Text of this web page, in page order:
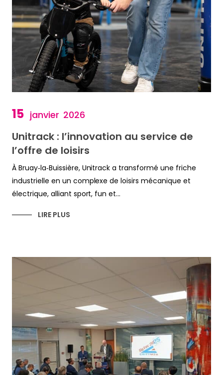
15 janvier 2026
Unitrack : l’innovation au service de
l’offre de loisirs
À Bruay‑la‑Buissière, Unitrack a transformé une friche
industrielle en un complexe de loisirs mécanique et
électrique, alliant sport, fun et...
LIRE PLUS